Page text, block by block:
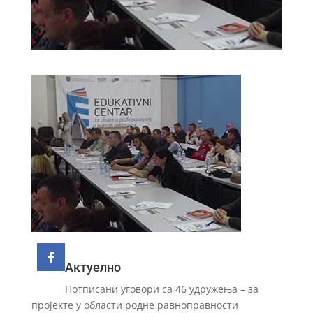
Актуелно
Потписани уговори са 46 удружења – за
пројекте у области родне равноправности